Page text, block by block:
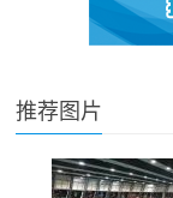
推荐图片